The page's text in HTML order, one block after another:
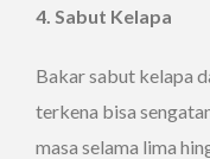
4. Sabut Kelapa
Bakar sabut kelapa
terkena bisa
masa selama lima